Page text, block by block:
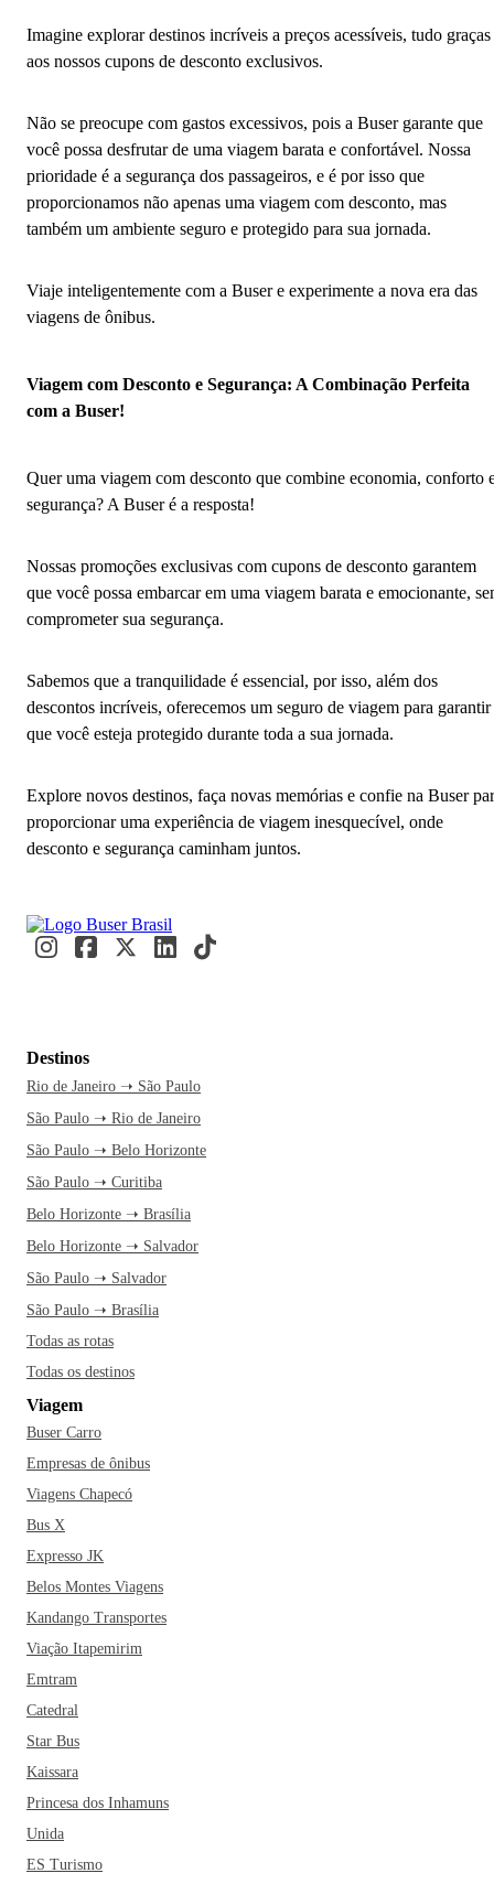
Imagine explorar destinos incríveis a preços acessíveis, tudo graças
aos nossos cupons de desconto exclusivos.
Não se preocupe com gastos excessivos, pois a Buser garante que
você possa desfrutar de uma viagem barata e confortável. Nossa
prioridade é a segurança dos passageiros, e é por isso que
proporcionamos não apenas uma viagem com desconto, mas
também um ambiente seguro e protegido para sua jornada.
Viaje inteligentemente com a Buser e experimente a nova era das
viagens de ônibus.
Viagem com Desconto e Segurança: A Combinação Perfeita
com a Buser!
Quer uma viagem com desconto que combine economia, conforto
segurança? A Buser é a resposta!
Nossas promoções exclusivas com cupons de desconto garantem
que você possa embarcar em uma viagem barata e emocionante,
comprometer sua segurança.
Sabemos que a tranquilidade é essencial, por isso, além dos
descontos incríveis, oferecemos um seguro de viagem para garantir
que você esteja protegido durante toda a sua jornada.
Explore novos destinos, faça novas memórias e confie na Buser
proporcionar uma experiência de viagem inesquecível, onde
desconto e segurança caminham juntos.
Destinos
Rio de Janeiro ➝ São Paulo
São Paulo ➝ Rio de Janeiro
São Paulo ➝ Belo Horizonte
São Paulo ➝ Curitiba
Belo Horizonte ➝ Brasília
Belo Horizonte ➝ Salvador
São Paulo ➝ Salvador
São Paulo ➝ Brasília
Todas as rotas
Todas os destinos
Viagem
Buser Carro
Empresas de ônibus
Viagens Chapecó
Bus X
Expresso JK
Belos Montes Viagens
Kandango Transportes
Viação Itapemirim
Emtram
Catedral
Star Bus
Kaissara
Princesa dos Inhamuns
Unida
ES Turismo